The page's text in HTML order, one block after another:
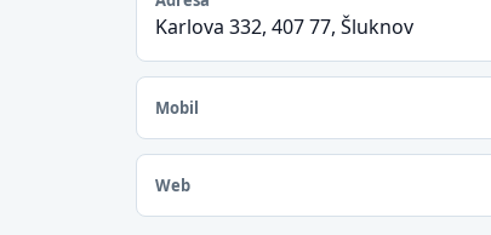
Karlova 332, 407 77, Šluknov
Mobil
Web